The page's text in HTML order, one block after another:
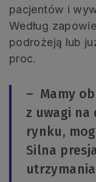
pacjentów i
Według
podrożeją lub
proc.
– Mamy
z uwagi na
rynku,
Silna